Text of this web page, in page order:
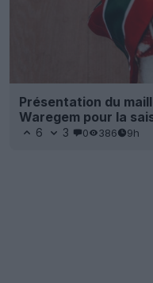
Présentation du
Waregem pour la
6 3 0 386 9h